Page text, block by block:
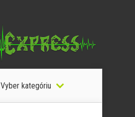
Vyber kategóriu